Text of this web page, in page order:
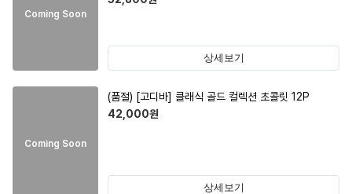
Coming Soon
상세보기
Coming Soon
(품절) [고디바] 클래식 골드 컬렉션 초콜릿 12P
42,000원
상세보기